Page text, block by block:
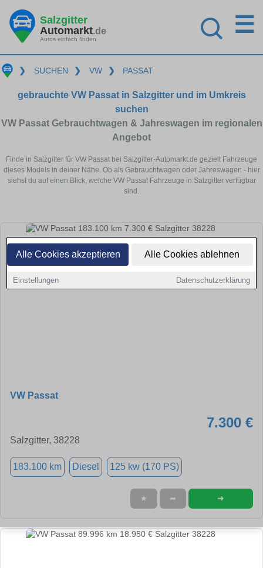
Alle Cookies akzeptieren Alle Cookies ablehnen
Einstellungen Datenschutzerklärung
Salzgitter
Automarkt.de
Autos einfach finden
☰
❯ SUCHEN ❯ VW ❯ PASSAT
gebrauchte VW Passat in Salzgitter und im Umkreis
suchen
VW Passat Gebrauchtwagen & Jahreswagen im regionalen
Angebot
Finde in Salzgitter für VW Passat bei Salzgitter-Automarkt.de gezielt Fahrzeuge
dieses Models in deiner Nähe. Ob als Gebrauchtwagen oder Jahreswagen - hier
siehst du auf einen Blick, welche VW Passat Fahrzeuge in Salzgitter verfügbar
sind.
VW Passat
7.300 €
Salzgitter, 38228
183.100 km Diesel 125 kw (170 PS)
★ ➦ ➜